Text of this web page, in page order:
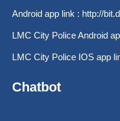
Android app link : http://
LMC City Police Android
LMC City Police IOS app
Chatbot